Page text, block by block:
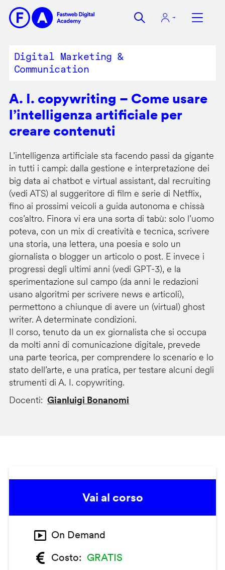
contenuto
Digital Marketing &
Communication
A. I. copywriting – Come usare
l’intelligenza artificiale per
creare contenuti
L’intelligenza artificiale sta facendo passi da gigante
in tutti i campi: dalla gestione e interpretazione dei
big data ai chatbot e virtual assistant, dal recruiting
(vedi ATS) al suggeritore di film e serie di Netflix,
fino ai prossimi veicoli a guida autonoma e chissà
cos’altro. Finora vi era una sorta di tabù: solo l’uomo
poteva, con un mix di creatività e tecnica, scrivere
una storia, una lettera, una poesia e solo un
giornalista o blogger un articolo o post. E invece i
progressi degli ultimi anni (vedi GPT-3), e la
sperimentazione sul campo (da anni le redazioni
usano algoritmi per scrivere news e articoli),
permettono a chiunque di avere un (virtual) ghost
writer. A determinate condizioni.
Il corso, tenuto da un ex giornalista che si occupa
da molti anni di comunicazione digitale, prevede
una parte teorica, per comprendere lo scenario e lo
stato dell’arte, e una pratica, per testare alcuni degli
strumenti di A. I. copywriting.
Docenti
Gianluigi Bonanomi
Vai al corso
On Demand
Costo
GRATIS